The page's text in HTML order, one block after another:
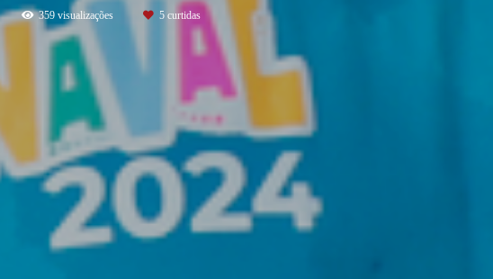
359visualizações 5curtidas